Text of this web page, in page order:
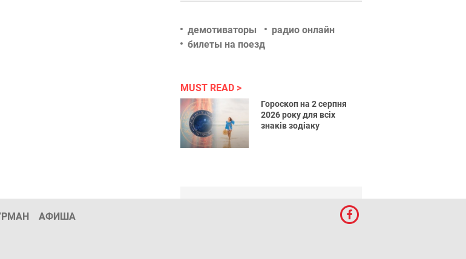
демотиваторы
радио онлайн
билеты на поезд
MUST READ
Гороскоп на 2 серпня
2026 року для всіх
знаків зодіаку
АФИША